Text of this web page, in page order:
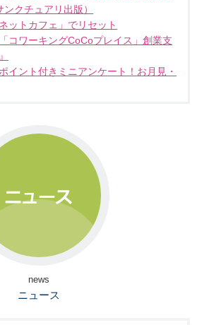
クチュアリ出版）
ットカフェ」でリセット
コワーキングCoCoプレイス」創業支
イント付きミニアンケート！お月見・
news
ニュース